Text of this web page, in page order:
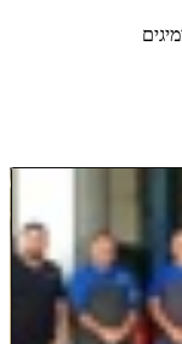
עם הדרכות
מחלקה